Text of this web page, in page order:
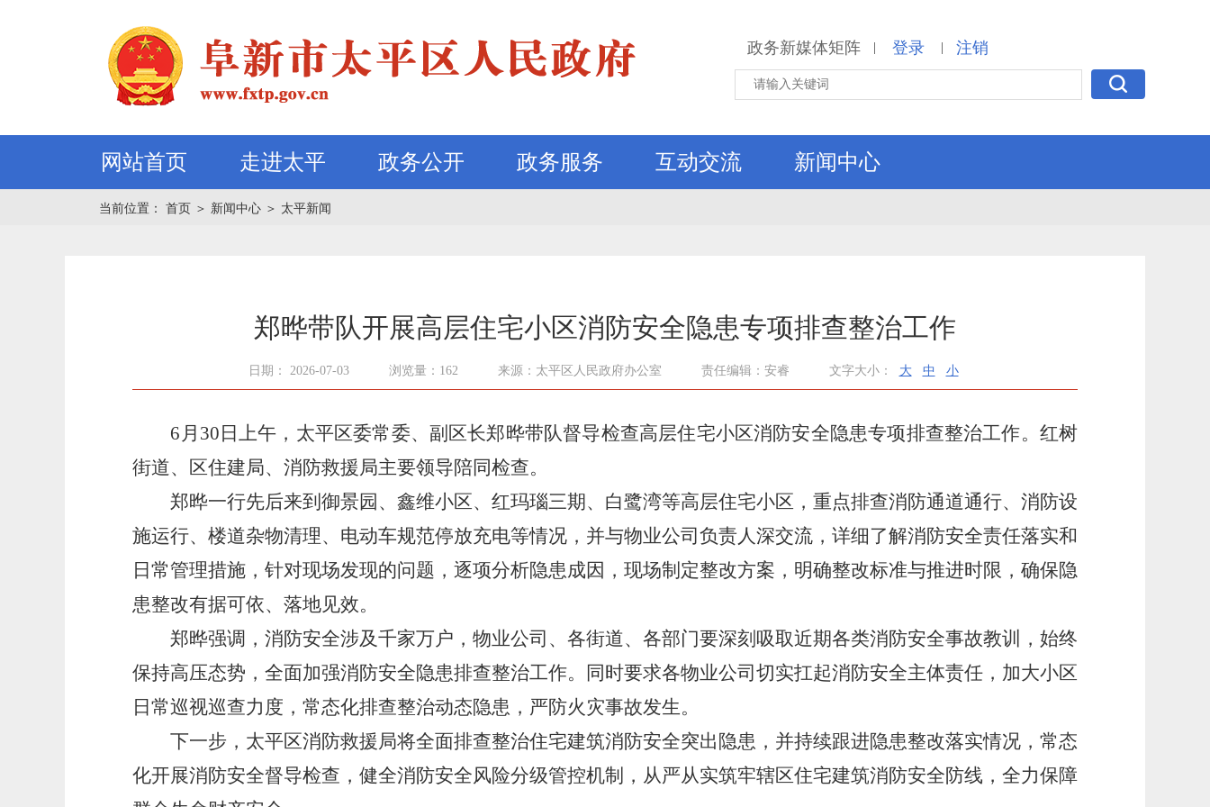
政务新媒体矩阵 | 登录 | 注销
网站首页 走进太平 政务公开 政务服务 互动交流 新闻中心
当前位置： 首页 ＞ 新闻中心 ＞ 太平新闻
郑晔带队开展高层住宅小区消防安全隐患专项排查整治工作
日期： 2026-07-03 浏览量：162 来源：太平区人民政府办公室 责任编辑：安睿 文字大小： 大 中 小
6月30日上午，太平区委常委、副区长郑晔带队督导检查高层住宅小区消防安全隐患专项排查整治工作。红树
街道、区住建局、消防救援局主要领导陪同检查。
郑晔一行先后来到御景园、鑫维小区、红玛瑙三期、白鹭湾等高层住宅小区，重点排查消防通道通行、消防设
施运行、楼道杂物清理、电动车规范停放充电等情况，并与物业公司负责人深交流，详细了解消防安全责任落实和
日常管理措施，针对现场发现的问题，逐项分析隐患成因，现场制定整改方案，明确整改标准与推进时限，确保隐
患整改有据可依、落地见效。
郑晔强调，消防安全涉及千家万户，物业公司、各街道、各部门要深刻吸取近期各类消防安全事故教训，始终
保持高压态势，全面加强消防安全隐患排查整治工作。同时要求各物业公司切实扛起消防安全主体责任，加大小区
日常巡视巡查力度，常态化排查整治动态隐患，严防火灾事故发生。
下一步，太平区消防救援局将全面排查整治住宅建筑消防安全突出隐患，并持续跟进隐患整改落实情况，常态
化开展消防安全督导检查，健全消防安全风险分级管控机制，从严从实筑牢辖区住宅建筑消防安全防线，全力保障